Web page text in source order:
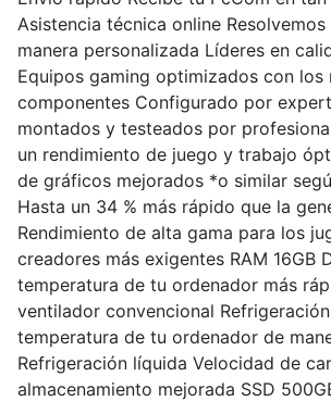
Asistencia técnica online
manera personalizada Líderes en
Equipos gaming optimizados con los
componentes Configurado por
montados y testeados por
un rendimiento de juego y trabajo
de gráficos mejorados *o similar
Hasta un 34 % más rápido que la
Rendimiento de alta gama para los
creadores más exigentes RAM 16GB
temperatura de tu ordenador más
ventilador convencional
temperatura de tu ordenador de
Refrigeración líquida Velocidad de
almacenamiento mejorada SSD